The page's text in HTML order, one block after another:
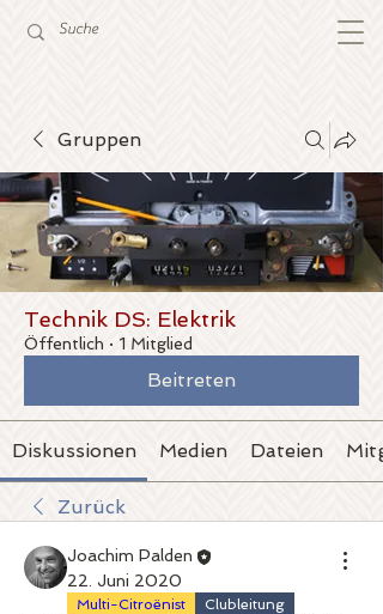
Gruppen
Technik DS: Elektrik
Öffentlich · 1 Mitglied
Beitreten
Diskussionen Medien Dateien
Zurück
Joachim Palden
22. Juni 2020
Multi-Citroënist Clubleitung